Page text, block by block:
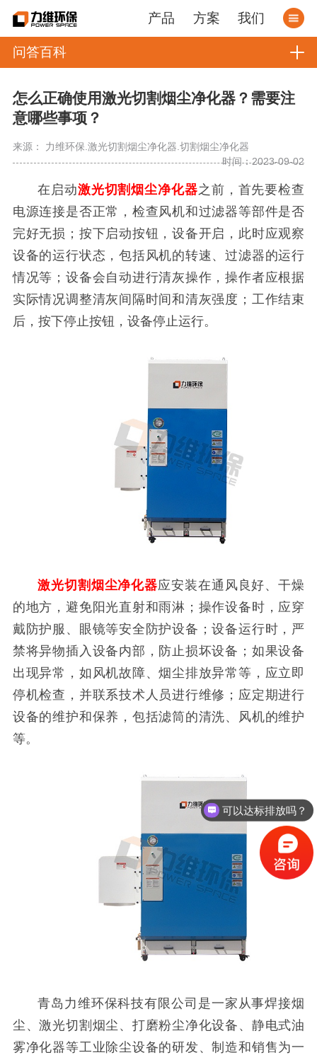
产品 方案 我们
问答百科
怎么正确使用激光切割烟尘净化器？需要注
意哪些事项？
来源： 力维环保.激光切割烟尘净化器.切割烟尘净化器
时间：2023-09-02
在启动激光切割烟尘净化器之前，首先要检查
电源连接是否正常，检查风机和过滤器等部件是否
完好无损；按下启动按钮，设备开启，此时应观察
设备的运行状态，包括风机的转速、过滤器的运行
情况等；设备会自动进行清灰操作，操作者应根据
实际情况调整清灰间隔时间和清灰强度；工作结束
后，按下停止按钮，设备停止运行。
激光切割烟尘净化器应安装在通风良好、干燥
的地方，避免阳光直射和雨淋；操作设备时，应穿
戴防护服、眼镜等安全防护设备；设备运行时，严
禁将异物插入设备内部，防止损坏设备；如果设备
出现异常，如风机故障、烟尘排放异常等，应立即
停机检查，并联系技术人员进行维修；应定期进行
设备的维护和保养，包括滤筒的清洗、风机的维护
等。
青岛力维环保科技有限公司是一家从事焊接烟
尘、激光切割烟尘、打磨粉尘净化设备、静电式油
雾净化器等工业除尘设备的研发、制造和销售为一
可以达标排放吗？